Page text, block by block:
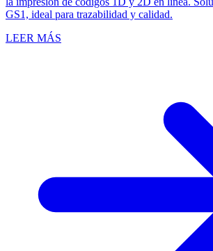
GS1, ideal para trazabilidad y calidad.
LEER MÁS